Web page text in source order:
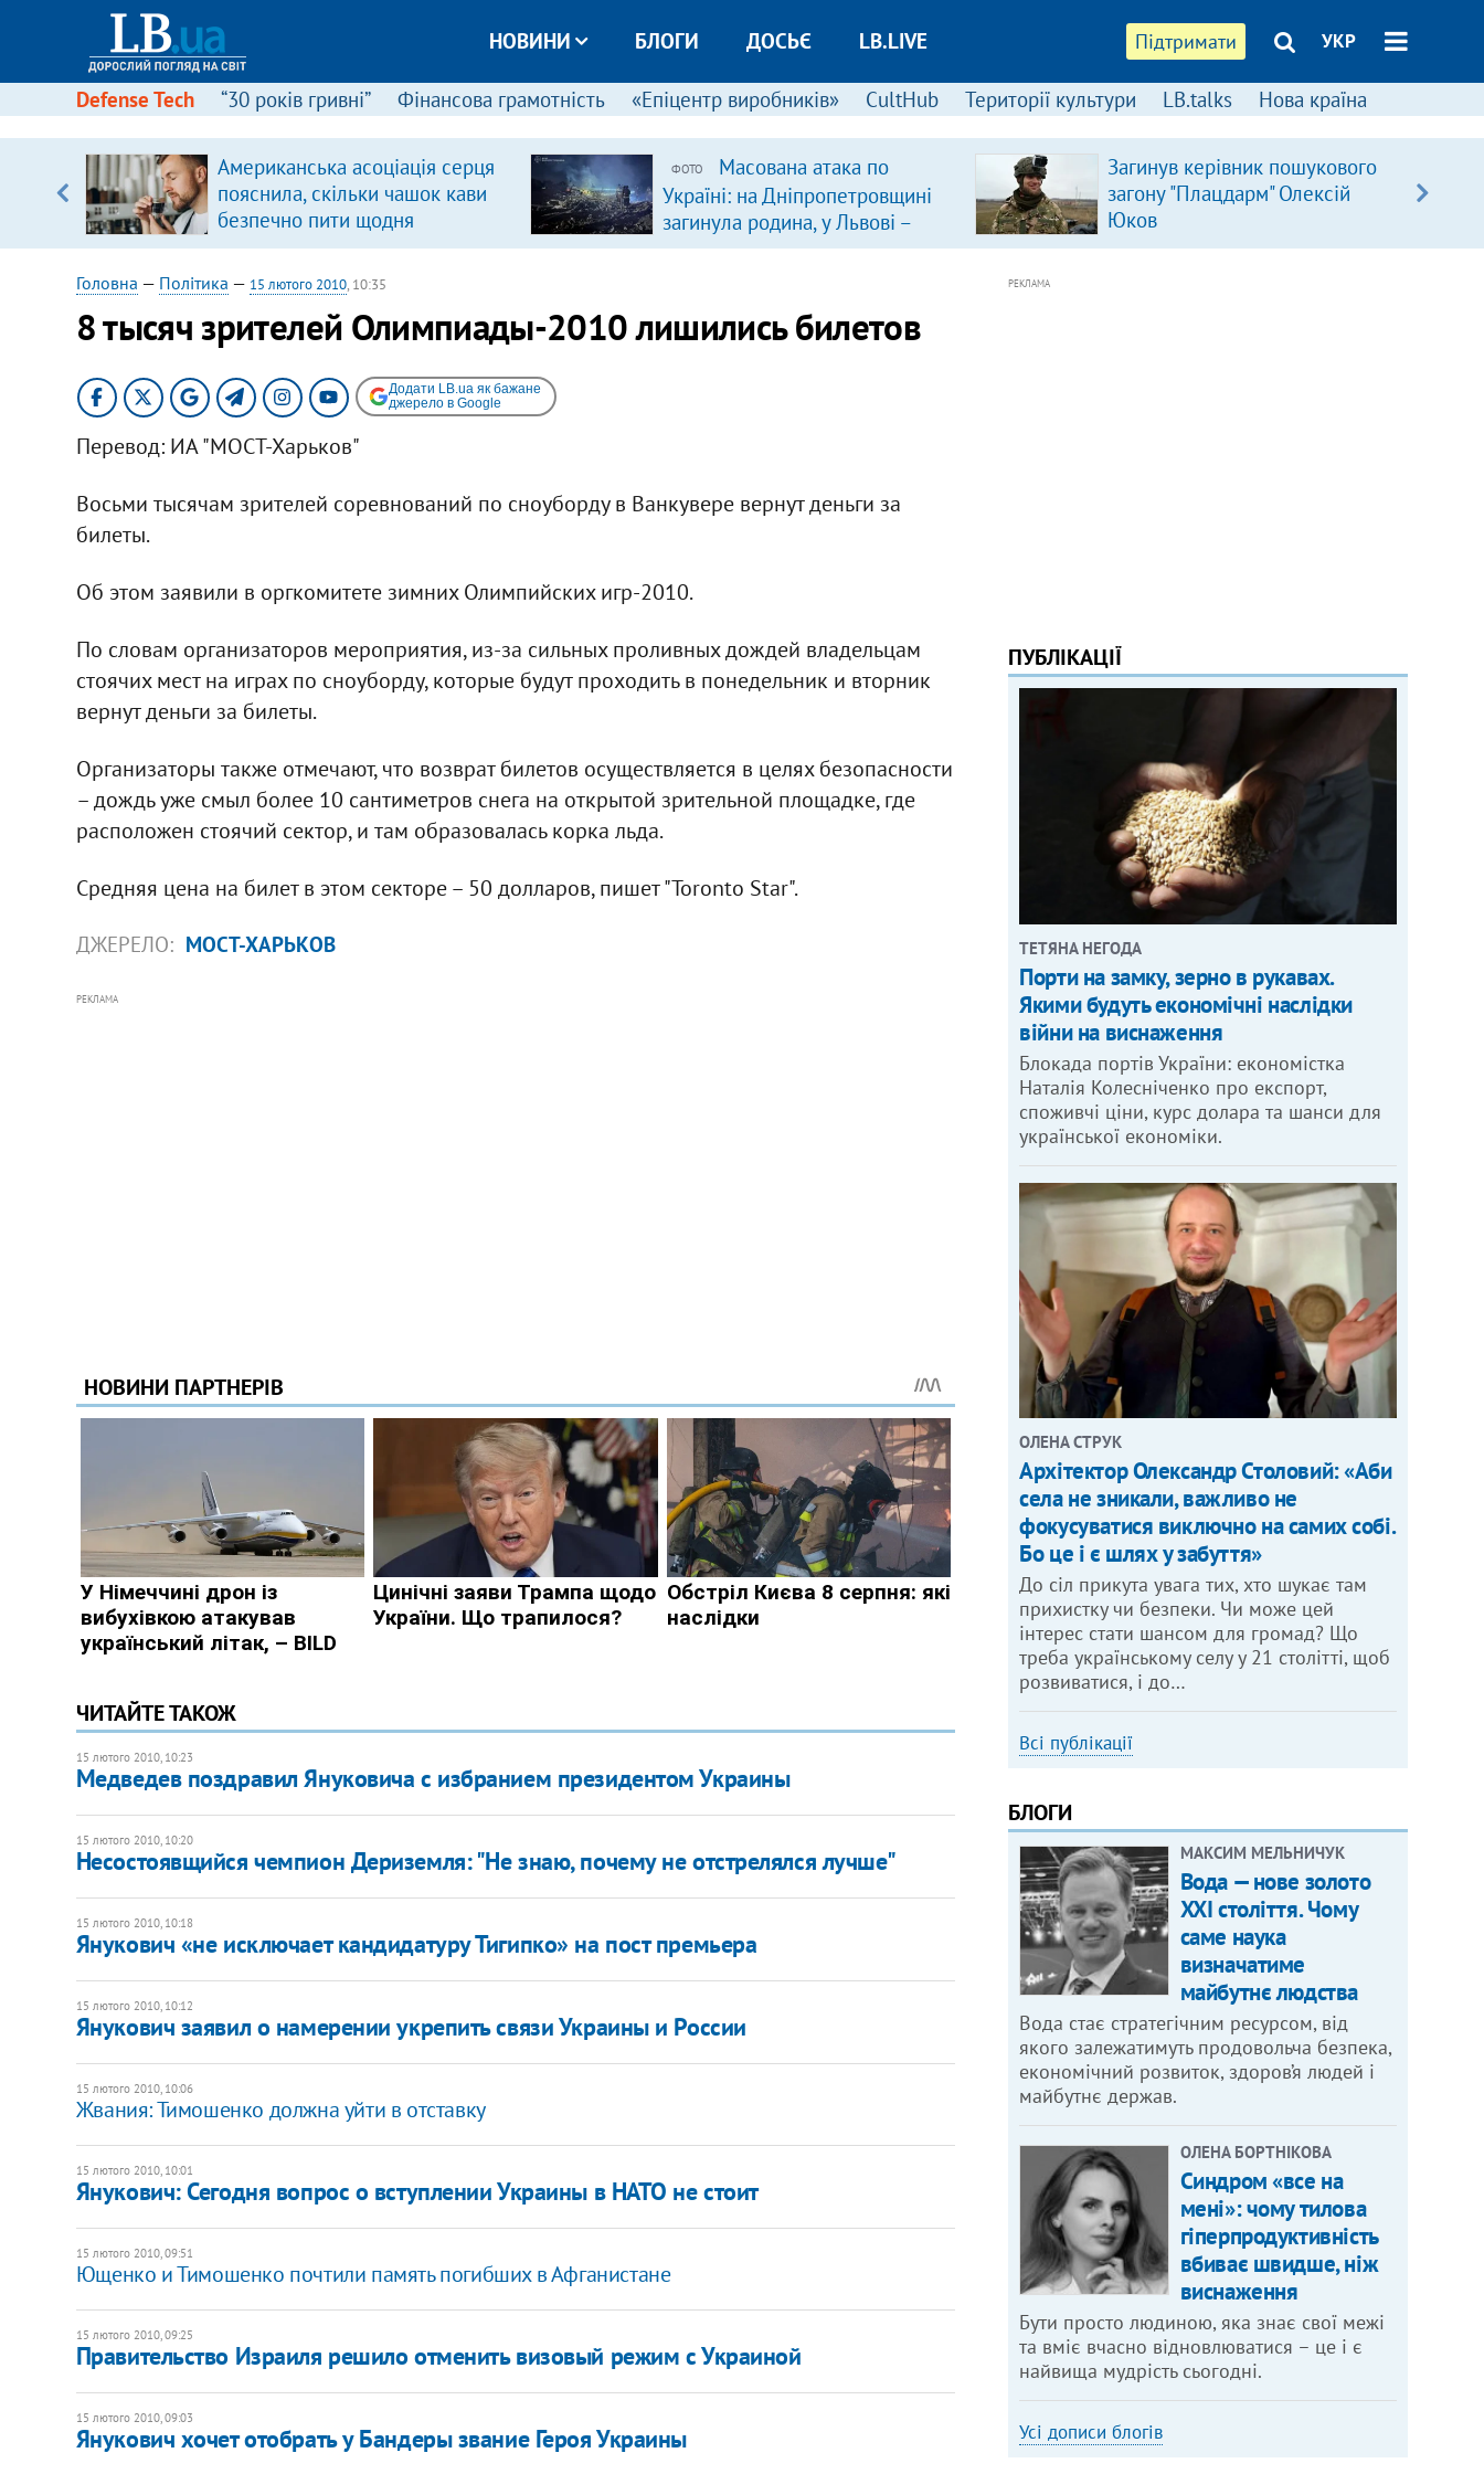
Підтримати УКР
НОВИНИ БЛОГИ ДОСЬЄ LB.LIVE
Defense Tech “30 років гривні” Фінансова грамотність «Епіцентр виробників» CultHub Території культури LB.talks Нова країна
Американська асоціація серця
пояснила, скільки чашок кави
безпечно пити щодня
ФОТО
Масована атака по
Україні: на Дніпропетровщині
загинула родина, у Львові –
удар по багатоповерхівках
Загинув керівник пошукового
загону "Плацдарм" Олексій
Юков
Головна — Політика — 15 лютого 2010, 10:35
8 тысяч зрителей Олимпиады-2010 лишились билетов
Додати LB.ua як бажане
джерело в Google
Перевод: ИА "МОСТ-Харьков"
Восьми тысячам зрителей соревнований по сноуборду в Ванкувере вернут деньги за
билеты.
Об этом заявили в оргкомитете зимних Олимпийских игр-2010.
По словам организаторов мероприятия, из-за сильных проливных дождей владельцам
стоячих мест на играх по сноуборду, которые будут проходить в понедельник и вторник
вернут деньги за билеты.
Организаторы также отмечают, что возврат билетов осуществляется в целях безопасности
– дождь уже смыл более 10 сантиметров снега на открытой зрительной площадке, где
расположен стоячий сектор, и там образовалась корка льда.
Средняя цена на билет в этом секторе – 50 долларов, пишет "Toronto Star".
ДЖЕРЕЛО: МОСТ-ХАРЬКОВ
РЕКЛАМА
ЧИТАЙТЕ ТАКОЖ
15 лютого 2010, 10:23
Медведев поздравил Януковича с избранием президентом Украины
15 лютого 2010, 10:20
Несостоявщийся чемпион Дериземля: "Не знаю, почему не отстрелялся лучше"
15 лютого 2010, 10:18
Янукович «не исключает кандидатуру Тигипко» на пост премьера
15 лютого 2010, 10:12
Янукович заявил о намерении укрепить связи Украины и России
15 лютого 2010, 10:06
Жвания: Тимошенко должна уйти в отставку
15 лютого 2010, 10:01
Янукович: Сегодня вопрос о вступлении Украины в НАТО не стоит
15 лютого 2010, 09:51
Ющенко и Тимошенко почтили память погибших в Афганистане
15 лютого 2010, 09:25
Правительство Израиля решило отменить визовый режим с Украиной
15 лютого 2010, 09:03
Янукович хочет отобрать у Бандеры звание Героя Украины
РЕКЛАМА
ПУБЛІКАЦІЇ
ТЕТЯНА НЕГОДА
Порти на замку, зерно в рукавах.
Якими будуть економічні наслідки
війни на виснаження
Блокада портів України: економістка
Наталія Колесніченко про експорт,
споживчі ціни, курс долара та шанси для
української економіки.
ОЛЕНА СТРУК
Архітектор Олександр Столовий: «Аби
села не зникали, важливо не
фокусуватися виключно на самих собі.
Бо це і є шлях у забуття»
До сіл прикута увага тих, хто шукає там
прихистку чи безпеки. Чи може цей
інтерес стати шансом для громад? Що
треба українському селу у 21 столітті, щоб
розвиватися, і до…
Всі публікації
БЛОГИ
МАКСИМ МЕЛЬНИЧУК
Вода — нове золото
XXI століття. Чому
саме наука
визначатиме
майбутнє людства
Вода стає стратегічним ресурсом, від
якого залежатимуть продовольча безпека,
економічний розвиток, здоров’я людей і
майбутнє держав.
ОЛЕНА БОРТНІКОВА
Синдром «все на
мені»: чому тилова
гіперпродуктивність
вбиває швидше, ніж
виснаження
Бути просто людиною, яка знає свої межі
та вміє вчасно відновлюватися – це і є
найвища мудрість сьогодні.
Усі дописи блогів